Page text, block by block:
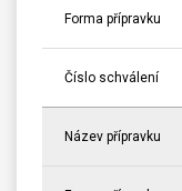
Forma přípravku
Číslo schválení
Název přípravku